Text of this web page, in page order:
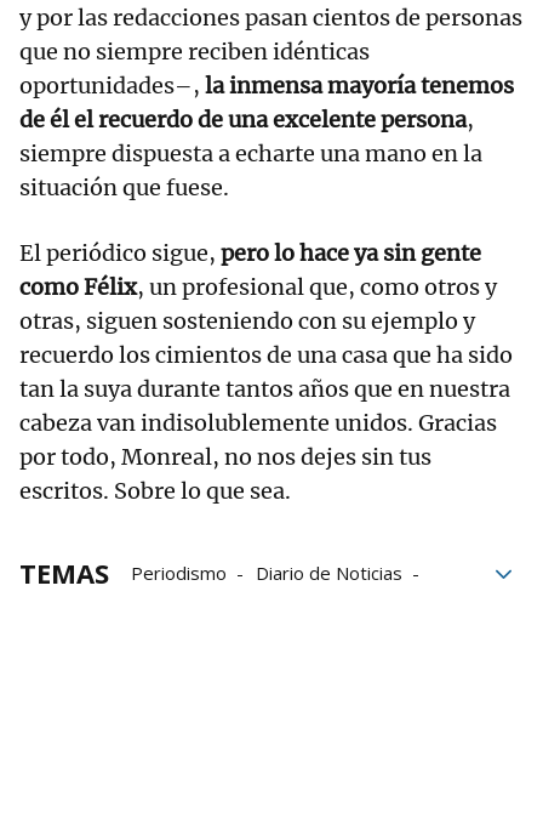
y por las redacciones pasan cientos de personas
que no siempre reciben idénticas
oportunidades–, la inmensa mayoría tenemos
de él el recuerdo de una excelente persona,
siempre dispuesta a echarte una mano en la
situación que fuese.
El periódico sigue, pero lo hace ya sin gente
como Félix, un profesional que, como otros y
otras, siguen sosteniendo con su ejemplo y
recuerdo los cimientos de una casa que ha sido
tan la suya durante tantos años que en nuestra
cabeza van indisolublemente unidos. Gracias
por todo, Monreal, no nos dejes sin tus
escritos. Sobre lo que sea.
TEMAS Periodismo
Diario de Noticias